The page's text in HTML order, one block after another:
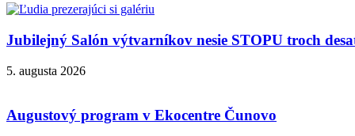
Jubilejný Salón výtvarníkov nesie STOPU troch
5. augusta 2026
Augustový program v Ekocentre Čunovo